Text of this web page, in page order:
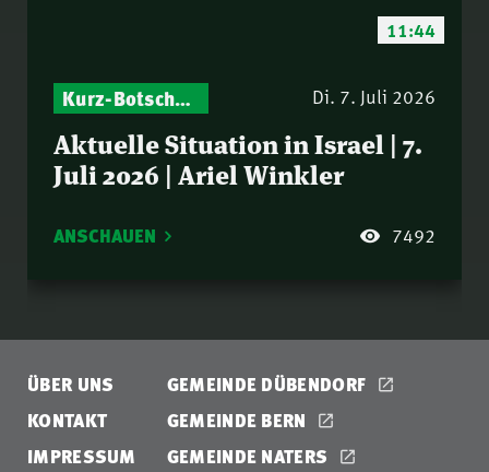
11:44
Israel – Biblische Perspektiven & aktuelle Einordnungen
Kurz-Botschaften – Biblische Impulse mit Zukunft im Blick Di. 7. Juli 2026
Aktuelle Situation in Israel | 7.
Juli 2026 | Ariel Winkler
ANSCHAUEN 7492
ÜBER UNS
KONTAKT
IMPRESSUM
GEMEINDE DÜBENDORF
GEMEINDE BERN
GEMEINDE NATERS